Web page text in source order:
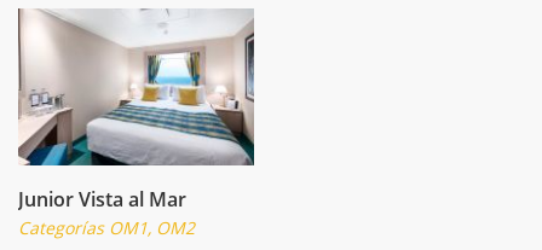
Junior Vista al Mar
Categorías OM1, OM2